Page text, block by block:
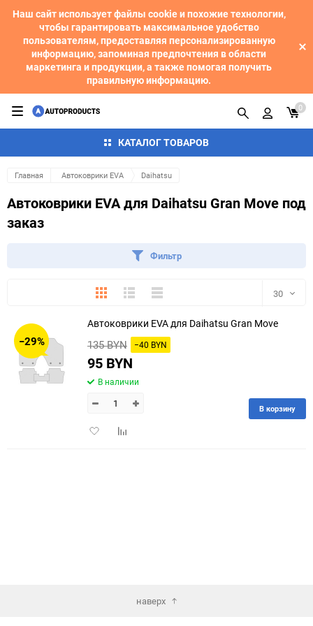
Наш сайт использует файлы cookie и похожие технологии,
чтобы гарантировать максимальное удобство
пользователям, предоставляя персонализированную
информацию, запоминая предпочтения в области
маркетинга и продукции, а также помогая получить
правильную информацию.
КАТАЛОГ ТОВАРОВ
0
Главная Автоковрики EVA Daihatsu
Автоковрики EVA для Daihatsu Gran Move под
заказ
Фильтр
ПлиткаПодробноКомпактно 30
30
150
−29%
Автоковрики EVA для Daihatsu Gran Move
135 BYN −40 BYN
95 BYN
В наличии
ДобавитьДобавить
В корзину
наверх